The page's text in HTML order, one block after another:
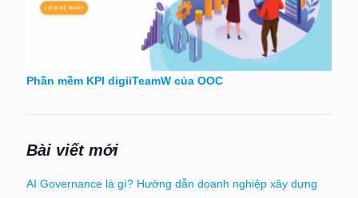
Phần mềm KPI digiiTeamW của OOC
Bài viết mới
AI Governance là gì? Hướng dẫn doanh nghiệp xây dựng